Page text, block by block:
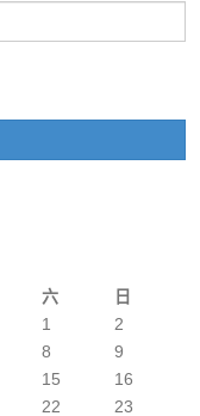
六 日
1
2
8
9
15
16
22
23